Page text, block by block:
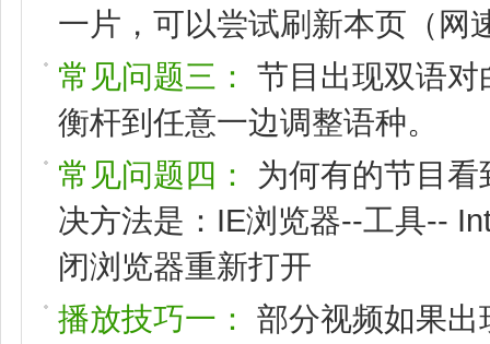
一片，可以尝试刷新本页（网
常见问题三：
节目出现双语
衡杆到任意一边调整语种。
常见问题四：
为何有的节目
决方法是：IE浏览器--工具--
闭浏览器重新打开
播放技巧一：
部分视频如果